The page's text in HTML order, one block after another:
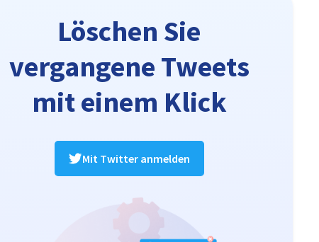
Löschen Sie
vergangene Tweets
mit einem Klick
Mit Twitter anmelden